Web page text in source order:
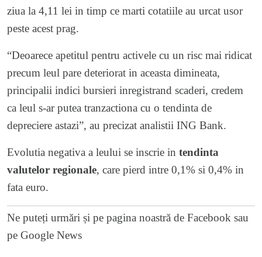
ziua la 4,11 lei in timp ce marti cotatiile au urcat usor
peste acest prag.
“Deoarece apetitul pentru activele cu un risc mai ridicat
precum leul pare deteriorat in aceasta dimineata,
principalii indici bursieri inregistrand scaderi, credem
ca leul s-ar putea tranzactiona cu o tendinta de
depreciere astazi”, au precizat analistii ING Bank.
Evolutia negativa a leului se inscrie in tendinta
valutelor regionale, care pierd intre 0,1% si 0,4% in
fata euro.
Ne puteți urmări și pe pagina noastră de Facebook sau
pe Google News